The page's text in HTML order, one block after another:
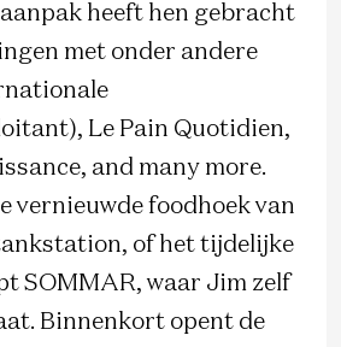
heeft hen gebracht
met onder andere
Le Pain Quotidien,
and many more.
vernieuwde foodhoek van
of het tijdelijke
SOMMAR, waar Jim zelf
Binnenkort opent de